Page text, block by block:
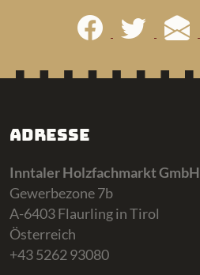
Adresse
Inntaler Holzfachmarkt GmbH
Gewerbezone 7b
A-6403 Flaurling in Tirol
Österreich
+43 5262 93080